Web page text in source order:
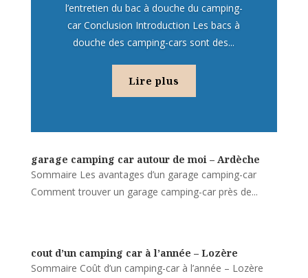
l’entretien du bac à douche du camping-
car Conclusion Introduction Les bacs à
douche des camping-cars sont des...
Lire plus
garage camping car autour de moi – Ardèche
Sommaire Les avantages d’un garage camping-car
Comment trouver un garage camping-car près de...
cout d’un camping car à l’année – Lozère
Sommaire Coût d’un camping-car à l’année – Lozère